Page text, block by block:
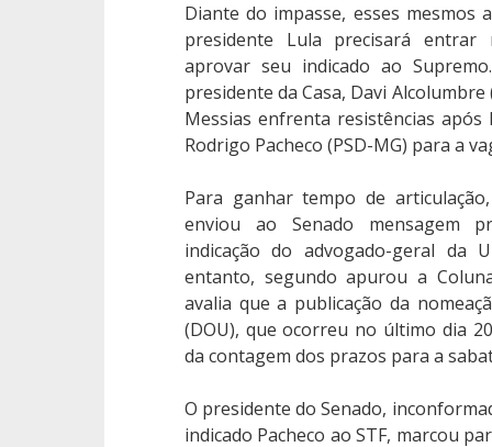
Diante do impasse, esses mesmos
presidente Lula precisará entrar
aprovar seu indicado ao
presidente da Casa, Davi
Messias enfrenta resistências
Rodrigo Pacheco (PSD-MG) para a
Para ganhar tempo de
enviou ao Senado mensagem
indicação do advogado-geral da
entanto, segundo apurou a
avalia que a publicação da
(DOU), que ocorreu no último dia
da contagem dos prazos para a
O presidente do Senado,
indicado Pacheco ao STF, marcou